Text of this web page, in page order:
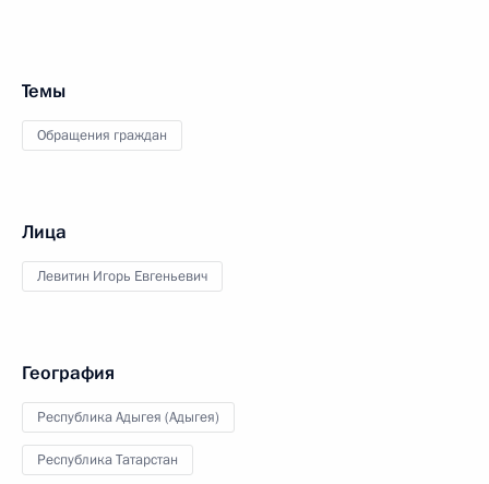
Темы
Обращения граждан
Лица
Левитин Игорь Евгеньевич
География
Республика Адыгея (Адыгея)
Республика Татарстан